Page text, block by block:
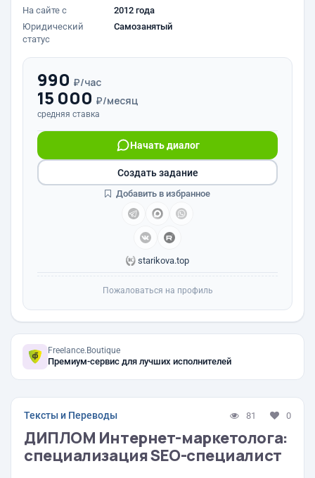
На сайте с
2012 года
Юридический
статус
Самозанятый
990 ₽/час
15 000 ₽/месяц
средняя ставка
Начать диалог
starikova.top
Создать задание
Добавить в избранное
Пожаловаться на профиль
Freelance.Boutique
Премиум-сервис для лучших исполнителей
Тексты и Переводы 81 0
ДИПЛОМ Интернет-маркетолога:
специализация SEO-специалист